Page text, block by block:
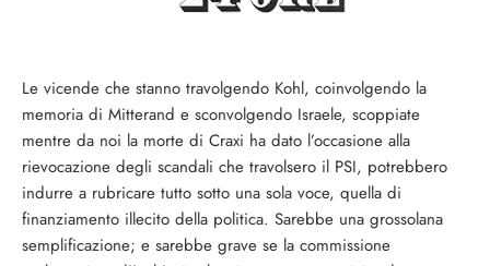
Le vicende che stanno travolgendo Kohl, coinvolgendo la
memoria di Mitterand e sconvolgendo Israele, scoppiate
mentre da noi la morte di Craxi ha dato l’occasione alla
rievocazione degli scandali che travolsero il PSI, potrebbero
indurre a rubricare tutto sotto una sola voce, quella di
finanziamento illecito della politica. Sarebbe una grossolana
semplificazione; e sarebbe grave se la commissione